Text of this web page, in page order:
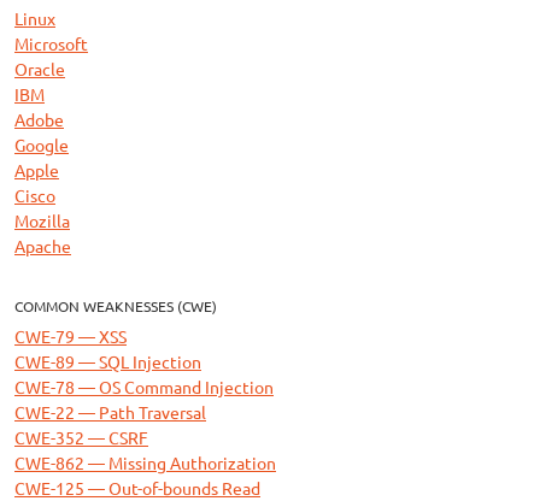
Linux
Microsoft
Oracle
IBM
Adobe
Google
Apple
Cisco
Mozilla
Apache
COMMON WEAKNESSES (CWE)
CWE-79 — XSS
CWE-89 — SQL Injection
CWE-78 — OS Command Injection
CWE-22 — Path Traversal
CWE-352 — CSRF
CWE-862 — Missing Authorization
CWE-125 — Out-of-bounds Read